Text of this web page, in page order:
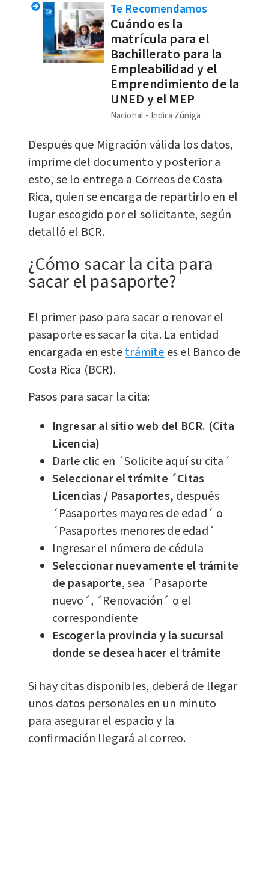
Te Recomendamos
Cuándo es la
matrícula para el
Bachillerato para la
Empleabilidad y el
Emprendimiento de la
UNED y el MEP
Nacional Indira Zúñiga
Después que Migración válida los datos,
imprime del documentoy posterior a
esto, se lo entrega a Correos de Costa
Rica, quien se encarga de repartirlo en el
lugar escogido por el solicitante, según
detalló el BCR.
¿Cómo sacar la cita para
sacar el pasaporte?
El primer paso para sacar o renovar el
pasaporte es sacar la cita. La entidad
encargada en estetrámitees el Banco de
Costa Rica (BCR).
Pasos para sacar la cita:
Ingresar al sitio web del BCR. (Cita
Licencia)
Darle clic en ´Solicite aquí su cita´
Seleccionar el trámite ´Citas
Licencias / Pasaportes, después
´Pasaportes mayores de edad´ o
´Pasaportes menores de edad´
Ingresar el número de cédula
Seleccionar nuevamente el trámite
de pasaporte, sea ´Pasaporte
nuevo´, ´Renovación´ o el
correspondiente
Escoger la provincia y la sucursal
donde se desea hacer el trámite
Si hay citas disponibles, deberá de llegar
unos datos personales en un minuto
para asegurar el espacio y la
confirmación llegará al correo.